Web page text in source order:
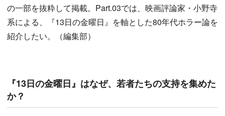
の一部を抜粋して掲載。Part.03では、映画評論家・小野寺
系による、『13日の金曜日』を軸とした80年代ホラー論を
紹介したい。（編集部）
『13日の金曜日』はなぜ、若者たちの支持を集めた
か？